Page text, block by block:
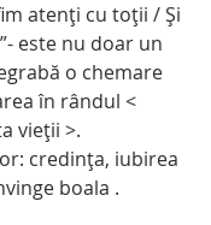
este nu doar un
o chemare
în rândul <
vieţii >.
boala .